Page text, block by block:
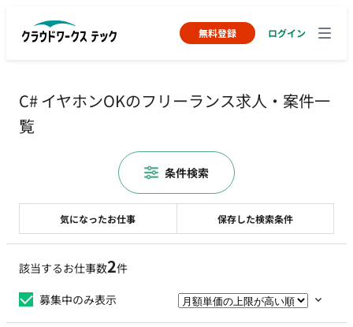
無料登録 ログイン
C# イヤホンOKのフリーランス求人・案件一
覧
該当するお仕事数2件
募集中のみ表示
気になったお仕事 保存した検索条件
条件検索